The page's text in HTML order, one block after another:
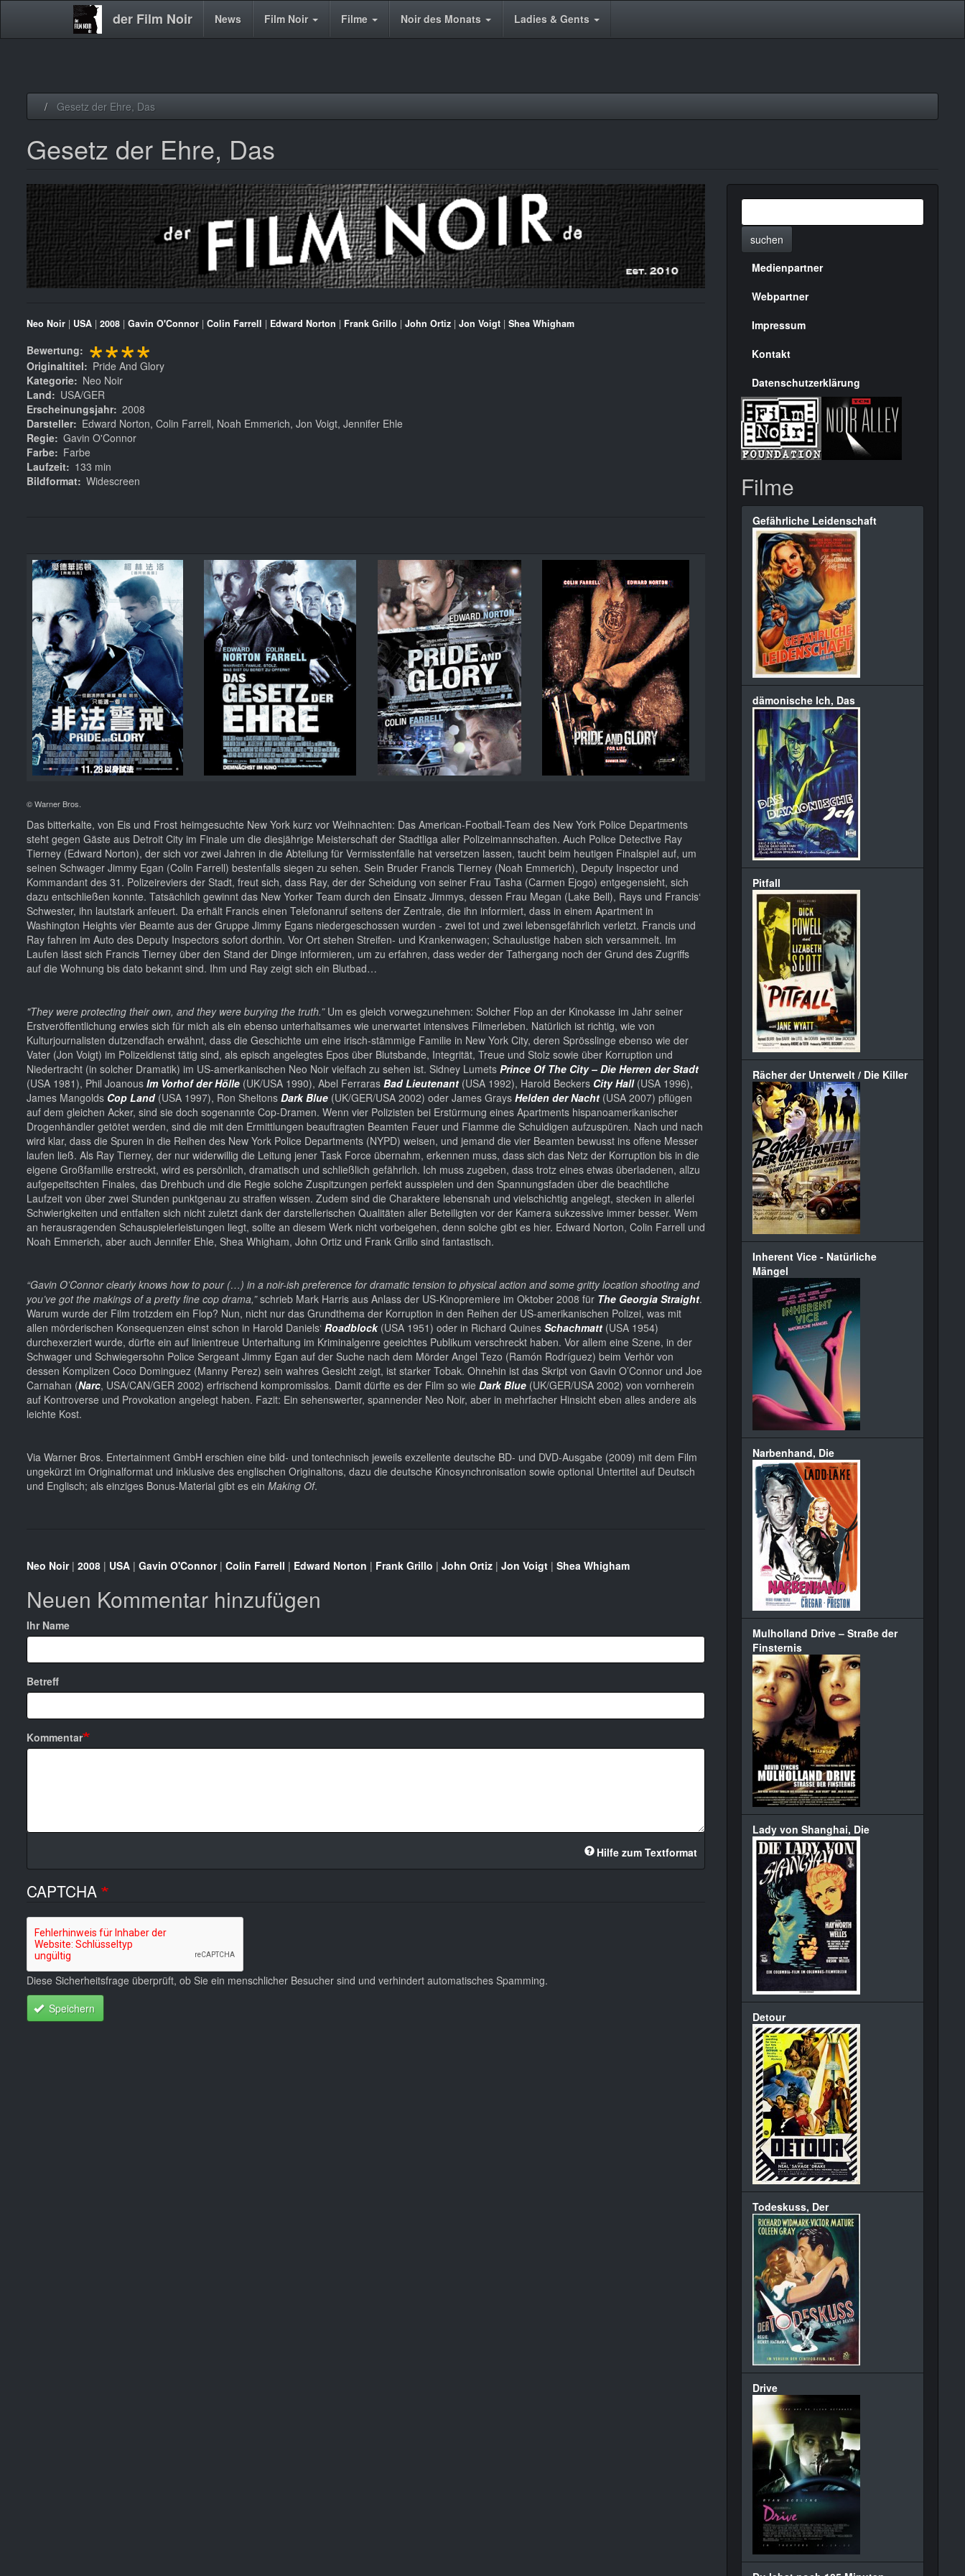
der Film Noir
Main News Film Noir Filme Noir des Monats Ladies & Gents
Gesetz der Ehre, Das
Gesetz der Ehre, Das
Neo Noir | USA | 2008 | Gavin O'Connor | Colin Farrell | Edward Norton | Frank Grillo | John Ortiz | Jon Voigt | Shea Whigham
Bewertung ****
Originaltitel
Pride And Glory
Kategorie
Neo Noir
Land
USA/GER
Erscheinungsjahr 2008
Darsteller
Edward Norton, Colin Farrell, Noah Emmerich, Jon Voigt, Jennifer Ehle
Regie Gavin O'Connor
Farbe
Farbe
Laufzeit
133 min
Bildformat Widescreen
© Warner Bros.
Das bitterkalte, von Eis und Frost heimgesuchte New York kurz vor Weihnachten: Das American-Football-Team des New York Police Departments
steht gegen Gäste aus Detroit City im Finale um die diesjährige Meisterschaft der Stadtliga aller Polizeimannschaften. Auch Police Detective Ray
Tierney (Edward Norton), der sich vor zwei Jahren in die Abteilung für Vermisstenfälle hat versetzen lassen, taucht beim heutigen Finalspiel auf, um
seinen Schwager Jimmy Egan (Colin Farrell) bestenfalls siegen zu sehen. Sein Bruder Francis Tierney (Noah Emmerich), Deputy Inspector und
Kommandant des 31. Polizeireviers der Stadt, freut sich, dass Ray, der der Scheidung von seiner Frau Tasha (Carmen Ejogo) entgegensieht, sich
dazu entschließen konnte. Tatsächlich gewinnt das New Yorker Team durch den Einsatz Jimmys, dessen Frau Megan (Lake Bell), Rays und Francis‘
Schwester, ihn lautstark anfeuert. Da erhält Francis einen Telefonanruf seitens der Zentrale, die ihn informiert, dass in einem Apartment in
Washington Heights vier Beamte aus der Gruppe Jimmy Egans niedergeschossen wurden - zwei tot und zwei lebensgefährlich verletzt. Francis und
Ray fahren im Auto des Deputy Inspectors sofort dorthin. Vor Ort stehen Streifen- und Krankenwagen; Schaulustige haben sich versammelt. Im
Laufen lässt sich Francis Tierney über den Stand der Dinge informieren, um zu erfahren, dass weder der Tathergang noch der Grund des Zugriffs
auf die Wohnung bis dato bekannt sind. Ihm und Ray zeigt sich ein Blutbad…
"They were protecting their own, and they were burying the truth.”Um es gleich vorwegzunehmen: Solcher Flop an der Kinokasse im Jahr seiner
Erstveröffentlichung erwies sich für mich als ein ebenso unterhaltsames wie unerwartet intensives Filmerleben. Natürlich ist richtig, wie von
Kulturjournalisten dutzendfach erwähnt, dass die Geschichte um eine irisch-stämmige Familie in New York City, deren Sprösslinge ebenso wie der
Vater (Jon Voigt) im Polizeidienst tätig sind, als episch angelegtes Epos über Blutsbande, Integrität, Treue und Stolz sowie über Korruption und
Niedertracht (in solcher Dramatik) im US-amerikanischen Neo Noir vielfach zu sehen ist. Sidney Lumets Prince Of The City – Die Herren der Stadt
(USA 1981), Phil Joanous Im Vorhof der Hölle (UK/USA 1990), Abel Ferraras Bad Lieutenant (USA 1992), Harold Beckers City Hall(USA 1996),
James Mangolds Cop Land (USA 1997), Ron Sheltons Dark Blue (UK/GER/USA 2002) oder James Grays Helden der Nacht (USA 2007) pflügen
auf dem gleichen Acker, sind sie doch sogenannte Cop-Dramen. Wenn vier Polizisten bei Erstürmung eines Apartments hispanoamerikanischer
Drogenhändler getötet werden, sind die mit den Ermittlungen beauftragten Beamten Feuer und Flamme die Schuldigen aufzuspüren. Nach und nach
wird klar, dass die Spuren in die Reihen des New York Police Departments (NYPD) weisen, und jemand die vier Beamten bewusst ins offene Messer
laufen ließ. Als Ray Tierney, der nur widerwillig die Leitung jener Task Force übernahm, erkennen muss, dass sich das Netz der Korruption bis in die
eigene Großfamilie erstreckt, wird es persönlich, dramatisch und schließlich gefährlich. Ich muss zugeben, dass trotz eines etwas überladenen, allzu
aufgepeitschten Finales, das Drehbuch und die Regie solche Zuspitzungen perfekt ausspielen und den Spannungsfaden über die beachtliche
Laufzeit von über zwei Stunden punktgenau zu straffen wissen. Zudem sind die Charaktere lebensnah und vielschichtig angelegt, stecken in allerlei
Schwierigkeiten und entfalten sich nicht zuletzt dank der darstellerischen Qualitäten aller Beteiligten vor der Kamera sukzessive immer besser. Wem
an herausragenden Schauspielerleistungen liegt, sollte an diesem Werk nicht vorbeigehen, denn solche gibt es hier. Edward Norton, Colin Farrell und
Noah Emmerich, aber auch Jennifer Ehle, Shea Whigham, John Ortiz und Frank Grillo sind fantastisch.
“Gavin O’Connor clearly knows how to pour (…) in a noir-ish preference for dramatic tension to physical action and some gritty location shooting and
you’ve got the makings of a pretty fine cop drama,”schrieb Mark Harris aus Anlass der US-Kinopremiere im Oktober 2008 für The Georgia Straight.
Warum wurde der Film trotzdem ein Flop? Nun, nicht nur das Grundthema der Korruption in den Reihen der US-amerikanischen Polizei, was mit
allen mörderischen Konsequenzen einst schon in Harold Daniels‘ Roadblock (USA 1951) oder in Richard Quines Schachmatt (USA 1954)
durchexerziert wurde, dürfte ein auf linientreue Unterhaltung im Kriminalgenre geeichtes Publikum verschreckt haben. Vor allem eine Szene, in der
Schwager und Schwiegersohn Police Sergeant Jimmy Egan auf der Suche nach dem Mörder Angel Tezo (Ramón Rodríguez) beim Verhör von
dessen Komplizen Coco Dominguez (Manny Perez) sein wahres Gesicht zeigt, ist starker Tobak. Ohnehin ist das Skript von Gavin O’Connor und Joe
Carnahan (Narc, USA/CAN/GER 2002) erfrischend kompromisslos. Damit dürfte es der Film so wie Dark Blue (UK/GER/USA 2002) von vornherein
auf Kontroverse und Provokation angelegt haben. Fazit: Ein sehenswerter, spannender Neo Noir, aber in mehrfacher Hinsicht eben alles andere als
leichte Kost.
Via Warner Bros. Entertainment GmbH erschien eine bild- und tontechnisch jeweils exzellente deutsche BD- und DVD-Ausgabe (2009) mit dem Film
ungekürzt im Originalformat und inklusive des englischen Originaltons, dazu die deutsche Kinosynchronisation sowie optional Untertitel auf Deutsch
und Englisch; als einziges Bonus-Material gibt es ein Making Of.
Neo Noir| 2008 | USA | Gavin O'Connor| Colin Farrell | Edward Norton | Frank Grillo | John Ortiz | Jon Voigt | Shea Whigham
Neuen Kommentar hinzufügen
Ihr Name
Betreff
Kommentar
Hilfe zum Textformat
CAPTCHA
Diese Sicherheitsfrage überprüft, ob Sie ein menschlicher Besucher sind und verhindert automatisches Spamming.
Speichern
suchen
Menülinks
rechte
Seite
Medienpartner
Webpartner
Impressum
Kontakt
Datenschutzerklärung
Filme
Gefährliche Leidenschaft
dämonische Ich, Das
Pitfall
Rächer der Unterwelt / Die Killer
Inherent Vice - Natürliche
Mängel
Narbenhand, Die
Mulholland Drive – Straße der
Finsternis
Lady von Shanghai, Die
Detour
Todeskuss, Der
Drive